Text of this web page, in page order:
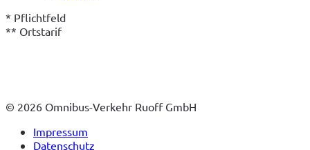
* Pflichtfeld
** Ortstarif
© 2026 Omnibus-Verkehr Ruoff GmbH
Impressum
Datenschutz